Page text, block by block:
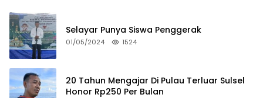
Selayar Punya Siswa Penggerak
01/05/2024 1524
20 Tahun Mengajar Di Pulau Terluar Sulsel
Honor Rp250 Per Bulan